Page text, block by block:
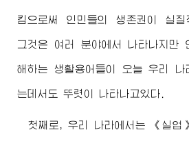
킴으로써 인민들의 생존권이 실질
그것은 여러 분야에서 나타나지만
해하는 생활용어들이 오늘 우리 나
는데서도 뚜렷이 나타나고있다.
첫째로, 우리 나라에서는 《실업